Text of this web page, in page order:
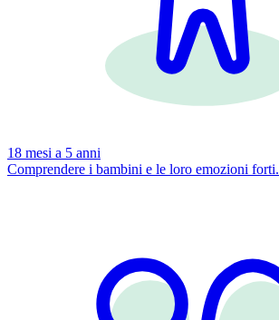
18 mesi a 5 anni
Comprendere i bambini e le loro emozioni forti.